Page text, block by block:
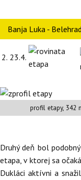
Banja Luka -
2. 23.4.
profil etapy, 342
Druhý deň bol
etapa, v ktorej sa
Dukláci aktívni a